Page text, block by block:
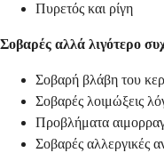
Πυρετός και ρίγη
Σοβαρές αλλά λιγότερο
Σοβαρή βλάβη του
Σοβαρές λοιμώξεις
Προβλήματα
Σοβαρές αλλεργικές